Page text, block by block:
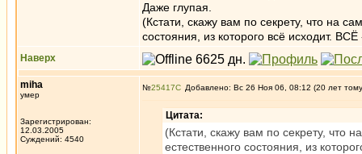
Даже глупая.
(Кстати, скажу вам по секрету, что на
состояния, из которого всё исходит.
Наверх
miha
умер
Зарегистрирован:
12.03.2005
Суждений: 4540
№25417 Добавлено: Вс 26 Ноя 06, 08:12 (20 лет
Цитата:
(Кстати, скажу вам по секрету, что
естественного состояния, из